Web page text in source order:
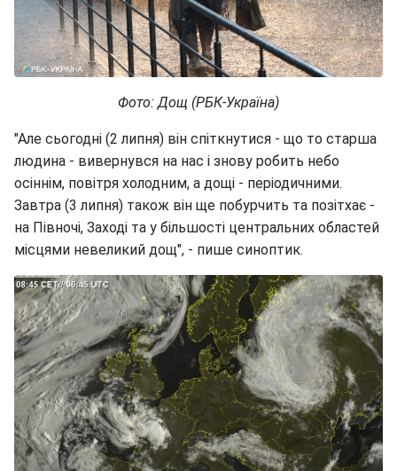
Фото: Дощ (РБК-Україна)
"Але сьогодні (2 липня) він спіткнутися - що то старша
людина - вивернувся на нас і знову робить небо
осіннім, повітря холодним, а дощі - періодичними.
Завтра (3 липня) також він ще побурчить та позітхає -
на Півночі, Заході та у більшості центральних областей
місцями невеликий дощ", - пише синоптик.